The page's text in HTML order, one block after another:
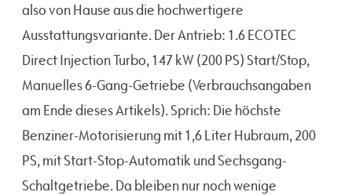
also von Hause aus die hochwertigere
Ausstattungsvariante. Der Antrieb: 1.6 ECOTEC
Direct Injection Turbo, 147 kW (200 PS) Start/Stop,
Manuelles 6-Gang-Getriebe (Verbrauchsangaben
am Ende dieses Artikels). Sprich: Die höchste
Benziner-Motorisierung mit 1,6 Liter Hubraum, 200
PS, mit Start-Stop-Automatik und Sechsgang-
Schaltgetriebe. Da bleiben nur noch wenige